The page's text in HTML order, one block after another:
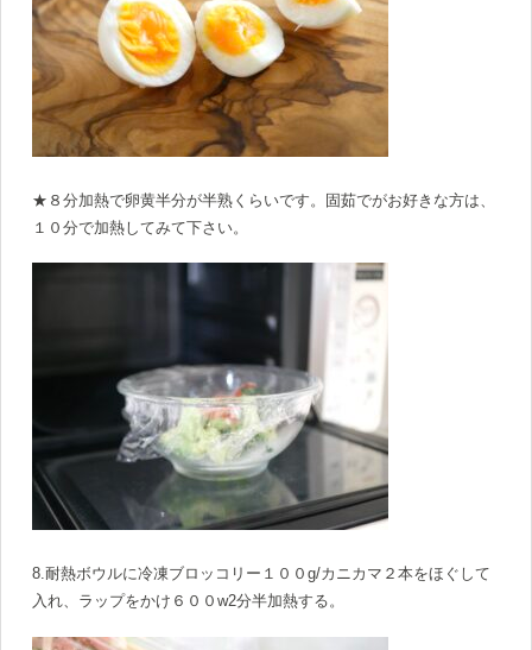
★８分加熱で卵黄半分が半熟くらいです。固茹でがお好きな方は、
１０分で加熱してみて下さい。
8.耐熱ボウルに冷凍ブロッコリー１００g/カニカマ２本をほぐして
入れ、ラップをかけ６００w2分半加熱する。